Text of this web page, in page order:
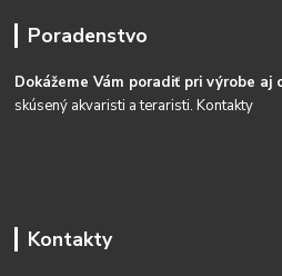
Poradenstvo
Dokážeme Vám poradiť pri výrobe
skúsený akvaristi a teraristi.Kontakty
Kontakty